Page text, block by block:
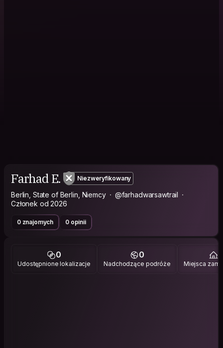
Farhad E. Niezweryfikowany
Berlin, State of Berlin, Niemcy
@farhadwarsawtrail
Członek od 2026
0 znajomych 0 opinii
0
Udostępnione lokalizacje
0
Nadchodzące podróże Miejsca